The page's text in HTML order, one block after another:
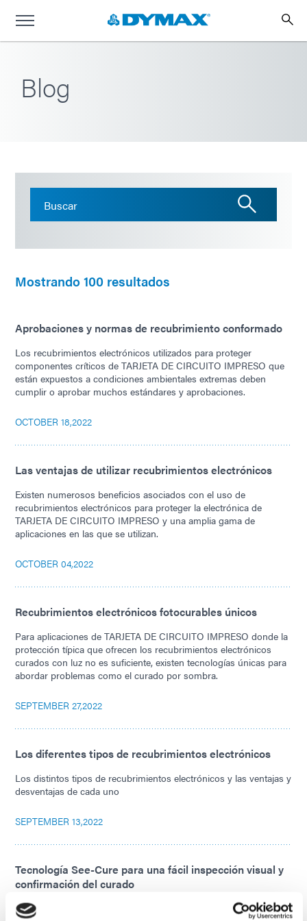
Blog
Mostrando 100 resultados
Aprobaciones y normas de recubrimiento conformado
Los recubrimientos electrónicos utilizados para proteger
componentes críticos de TARJETA DE CIRCUITO IMPRESO que
están expuestos a condiciones ambientales extremas deben
cumplir o aprobar muchos estándares y aprobaciones.
OCTOBER 18,2022
Las ventajas de utilizar recubrimientos electrónicos
Existen numerosos beneficios asociados con el uso de
recubrimientos electrónicos para proteger la electrónica de
TARJETA DE CIRCUITO IMPRESO y una amplia gama de
aplicaciones en las que se utilizan.
OCTOBER 04,2022
Recubrimientos electrónicos fotocurables únicos
Para aplicaciones de TARJETA DE CIRCUITO IMPRESO donde la
protección típica que ofrecen los recubrimientos electrónicos
curados con luz no es suficiente, existen tecnologías únicas para
abordar problemas como el curado por sombra.
SEPTEMBER 27,2022
Los diferentes tipos de recubrimientos electrónicos
Los distintos tipos de recubrimientos electrónicos y las ventajas y
desventajas de cada uno
SEPTEMBER 13,2022
Tecnología See-Cure para una fácil inspección visual y
confirmación del curado
La tecnología See-Cure proporciona una fácil confirmación visual